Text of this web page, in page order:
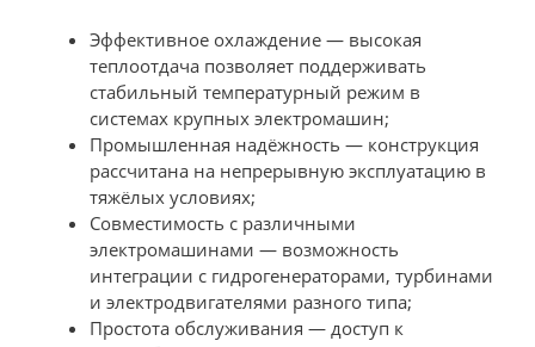
Эффективное охлаждение — высокая
теплоотдача позволяет поддерживать
стабильный температурный режим в
системах крупных электромашин;
Промышленная надёжность — конструкция
рассчитана на непрерывную эксплуатацию в
тяжёлых условиях;
Совместимость с различными
электромашинами — возможность
интеграции с гидрогенераторами, турбинами
и электродвигателями разного типа;
Простота обслуживания — доступ к